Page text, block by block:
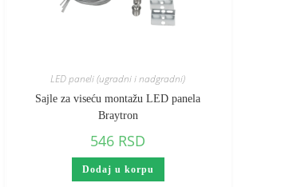
LED paneli (ugradni i nadgradni)
Sajle za viseću montažu LED panela
Braytron
546 RSD
Dodaj u korpu